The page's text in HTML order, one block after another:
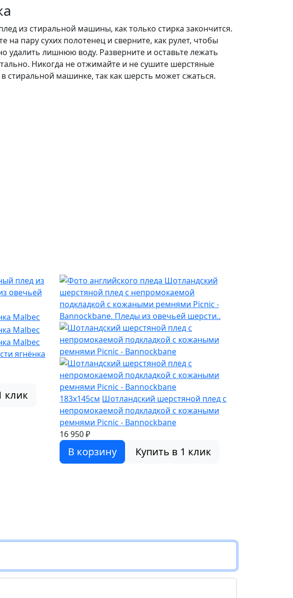
из стиральной машины, как только стирка закончится.
на пару сухих полотенец и сверните, как рулет, чтобы
удалить лишнюю воду. Разверните и оставьте лежать
Никогда не отжимайте и не сушите шерстяные
в стиральной машинке, так как шерсть может сжаться.
ягнёнка
клик 183x145см Шотландский шерстяной плед с
непромокаемой подкладкой с кожаными
ремнями Picnic - Bannockbane
16 950 ₽
В корзину Купить в 1 клик